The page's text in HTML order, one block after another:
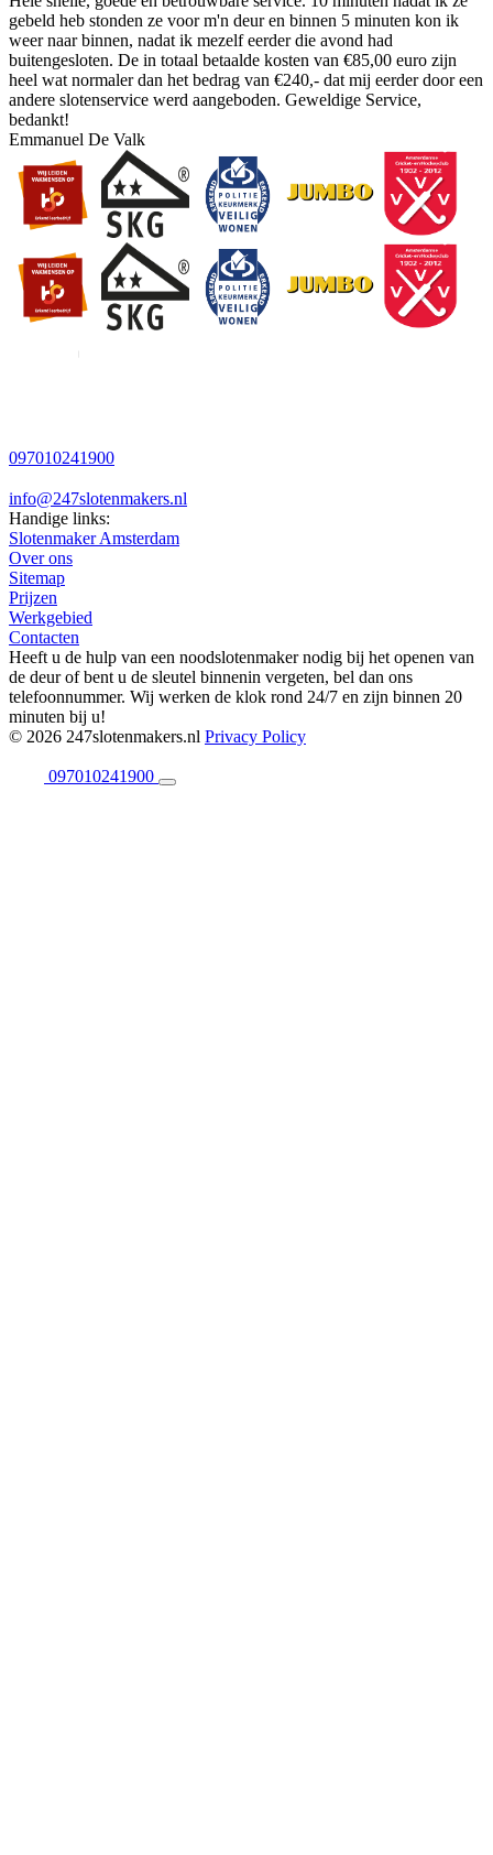
gebeld heb stonden ze voor m'n deur en binnen 5 minuten kon ik
weer naar binnen, nadat ik mezelf eerder die avond had
buitengesloten. De in totaal betaalde kosten van €85,00 euro zijn
heel wat normaler dan het bedrag van €240,- dat mij eerder door een
andere slotenservice werd aangeboden. Geweldige Service,
bedankt!
Emmanuel De Valk
097010241900
info@247slotenmakers.nl
Handige links:
Slotenmaker Amsterdam
Over ons
Sitemap
Prijzen
Werkgebied
Contacten
Heeft u de hulp van een noodslotenmaker nodig bij het openen van
de deur of bent u de sleutel binnenin vergeten, bel dan ons
telefoonnummer. Wij werken de klok rond 24/7 en zijn binnen 20
minuten bij u!
© 2026 247slotenmakers.nl Privacy Policy
097010241900